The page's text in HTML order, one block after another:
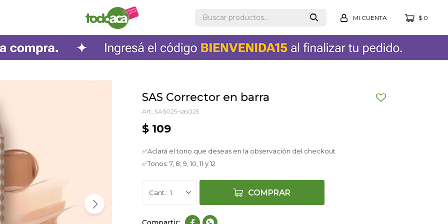
$ 0
SAS Corrector en barra
SAS025-sas025
$ 109
✅Aclará el tono que deseas en la observación del checkout
✅Tonos: 7, 8, 9, 10, 11 y 12
1 COMPRAR